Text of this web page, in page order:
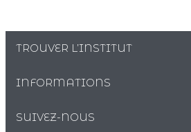
TROUVER L’INSTITUT
INFORMATIONS
SUIVEZ-NOUS